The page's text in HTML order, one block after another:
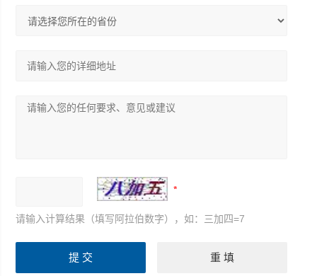
请输入计算结果（填写阿拉伯数字），如：三加四=7